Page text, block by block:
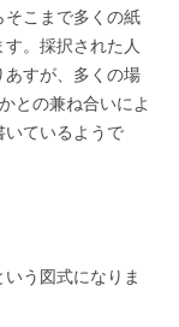
こまで多くの紙
。採択された人
すが、多くの場
との兼ね合いによ
いているようで
う図式になりま